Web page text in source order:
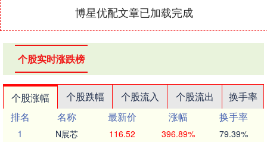
博星优配文章已加载完成
个股实时涨跌榜
个股涨幅 个股跌幅 个股流入 个股流出
换手率
排名
名称 最新价 涨幅
换手率
1
N展芯 116.52 396.89% 79.39%